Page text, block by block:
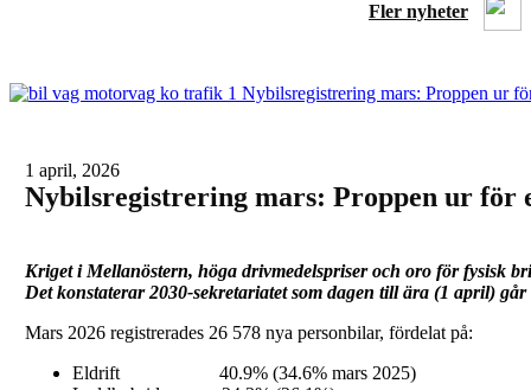
Fler nyheter
1 april, 2026
Nybilsregistrering mars: Proppen ur för
Kriget i Mellanöstern, höga drivmedelspriser och oro för fysisk
Det konstaterar 2030-sekretariatet som dagen till ära (1 april)
Mars 2026 registrerades 26 578 nya personbilar, fördelat på:
Eldrift 40.9% (34.6% mars 2025)